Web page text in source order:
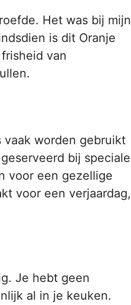
Het was bij mijn
is dit Oranje
van
vaak worden gebruikt
bij speciale
voor een gezellige
voor een verjaardag,
Je hebt geen
al in je keuken.